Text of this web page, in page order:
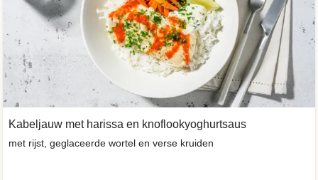
Kabeljauw met harissa en knoflookyoghurtsaus
met rijst, geglaceerde wortel en verse kruiden